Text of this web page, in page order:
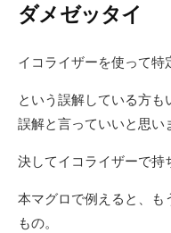
ダメゼッタイ
イコライザーを使って特
という誤解している方
誤解と言っていいと思い
決してイコライザーで持
本マグロで例えると、も
もの。